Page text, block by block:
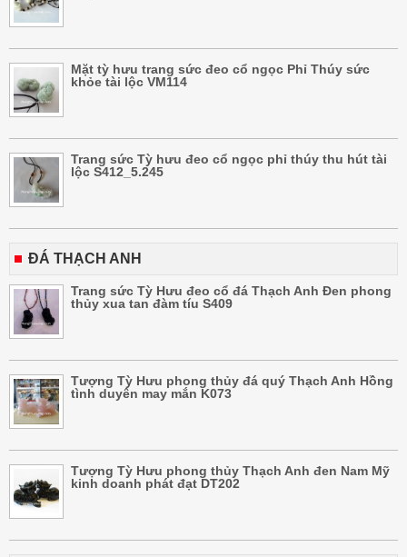
Mặt tỳ hưu trang sức đeo cổ ngọc Phỉ Thúy sức
khỏe tài lộc VM114
Trang sức Tỳ hưu đeo cổ ngọc phỉ thúy thu hút tài
lộc S412_5.245
ĐÁ THẠCH ANH
Trang sức Tỳ Hưu đeo cổ đá Thạch Anh Đen phong
thủy xua tan đàm tíu S409
Tượng Tỳ Hưu phong thủy đá quý Thạch Anh Hồng
tình duyên may mắn K073
Tượng Tỳ Hưu phong thủy Thạch Anh đen Nam Mỹ
kinh doanh phát đạt DT202